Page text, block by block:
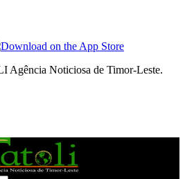
Agência Noticiosa de Timor-Leste.